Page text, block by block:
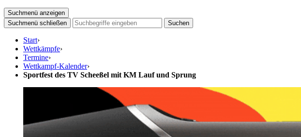
Suchmenü anzeigen
Suchmenü schließen
Suchen
Start›
Wettkämpfe›
Termine›
Wettkampf-Kalender›
Sportfest des TV Scheeßel mit KM Lauf und Sprung